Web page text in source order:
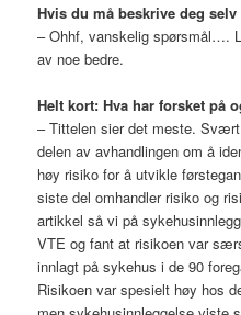
Hvis du må beskrive deg
– Ohhf, vanskelig spørsmål….
av noe bedre.
Helt kort: Hva har forsket på
– Tittelen sier det meste.
delen av avhandlingen om å
høy risiko for å utvikle
siste del omhandler risiko og
artikkel så vi på
VTE og fant at risikoen var
innlagt på sykehus i de 90
Risikoen var spesielt høy hos